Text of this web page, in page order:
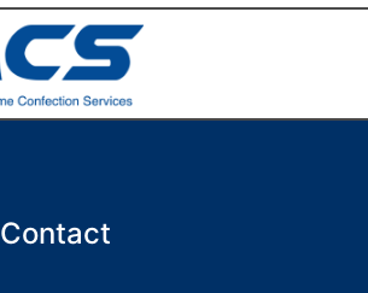
Contact